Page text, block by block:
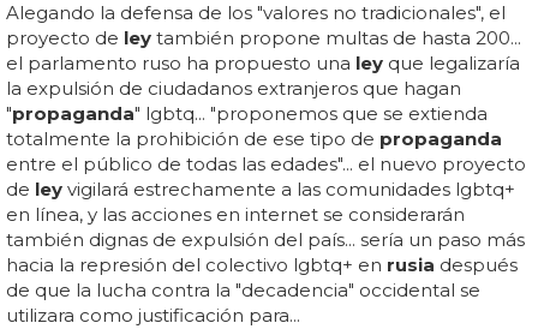
Alegando la defensa de los "valores no tradicionales", el
proyecto de ley también propone multas de hasta 200...
el parlamento ruso ha propuesto una ley que legalizaría
la expulsión de ciudadanos extranjeros que hagan
"propaganda" lgbtq... "proponemos que se extienda
totalmente la prohibición de ese tipo de propaganda
entre el público de todas las edades"... el nuevo proyecto
de ley vigilará estrechamente a las comunidades lgbtq+
en línea, y las acciones en internet se considerarán
también dignas de expulsión del país... sería un paso más
hacia la represión del colectivo lgbtq+ en rusia después
de que la lucha contra la "decadencia" occidental se
utilizara como justificación para...